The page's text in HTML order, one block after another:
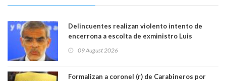
Delincuentes realizan violento intento de
encerrona a escolta de exministro Luis
Lo Espejo
09 August 2026
Formalizan a coronel (r) de Carabineros por